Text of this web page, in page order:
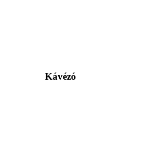
Kávézó